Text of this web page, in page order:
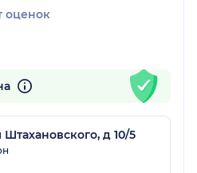
оценок
Штахановского, д 10/5